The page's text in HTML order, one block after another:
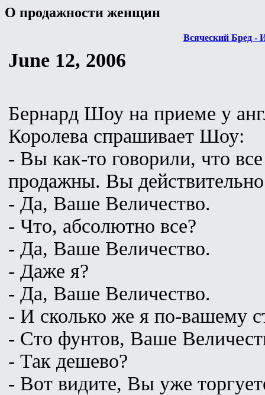
О продажности женщин
Всяческий Бред -
June 12, 2006
Бернард Шоу на приеме у
Королева спрашивает Шоу:
- Вы как-то говорили, что
продажны. Вы действительно
- Да, Ваше Величество.
- Что, абсолютно все?
- Да, Ваше Величество.
- Даже я?
- Да, Ваше Величество.
- И сколько же я по-вашему
- Сто фунтов, Ваше
- Так дешево?
- Вот видите, Вы уже